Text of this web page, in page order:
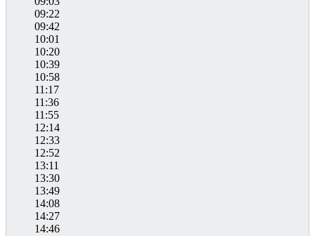
09:22
09:42
10:01
10:20
10:39
10:58
11:17
11:36
11:55
12:14
12:33
12:52
13:11
13:30
13:49
14:08
14:27
14:46